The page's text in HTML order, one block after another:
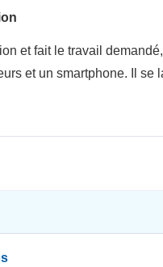
et fait le travail
et un smartphone. Il